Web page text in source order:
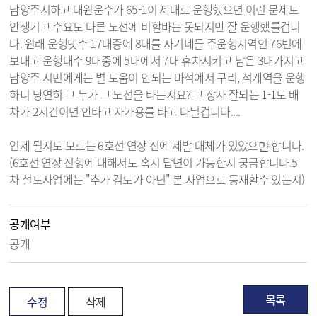
남양주시하고 대원운수가 65-1이 제대로 운행했으면 이런 문제도
안생기고 수요도 다른 노선에 비할바는 못되지만 잘 운행했를겁니
다. 원래 운행댓수 17대중에 8대를 자기네들 주운행지역인 76번에
보내고 운행대수 9대중에 5대에서 7대 휴차시키고 남은 3대가지고
남양주 시민에게는 별 도움이 안되는 마석에서 구리, 석계역을 운행
하니 당연히 그 누가 그 노선을 타는지요? 그 장사 잘되는 1-1도 배
차가 2시건이면 안타고 자가용를 타고 다닐겁니다....
언제 될지도 모르는 6호선 연장 전에 제발 대체가 있았으먄 합니다.
(6호선 연장 진행에 대해서도 혹시 답변이 가능한지 궁금합니다.5
차 철도사업에는 "추가 검토가 아닌" 본 사업으로 등재할수 있는지)
공개여부
공개
수정 삭제 목록